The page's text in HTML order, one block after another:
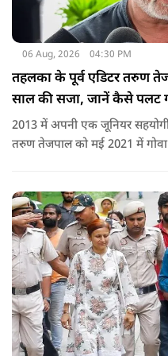
06 Aug, 2026 04:30 PM
तहलका के पूर्व एडिटर तरुण
साल की सजा, जानें कैसे पलट
2013 में अपनी एक जूनियर
तरुण तेजपाल को मई 2021 में गोवा